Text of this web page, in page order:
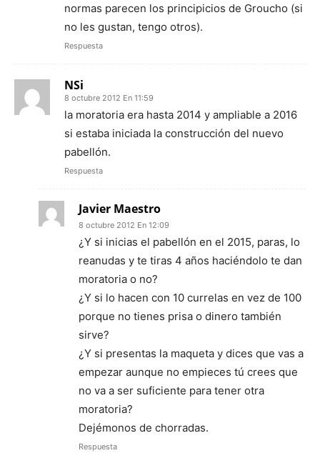
normas parecen los principicios de Groucho (si
no les gustan, tengo otros).
Respuesta
NSi
8 octubre 2012 En 11:59
la moratoria era hasta 2014 y ampliable a 2016
si estaba iniciada la construcción del nuevo
pabellón.
Respuesta
Javier Maestro
8 octubre 2012 En 12:09
¿Y si inicias el pabellón en el 2015, paras, lo
reanudas y te tiras 4 años haciéndolo te dan
moratoria o no?
¿Y si lo hacen con 10 currelas en vez de 100
porque no tienes prisa o dinero también
sirve?
¿Y si presentas la maqueta y dices que vas a
empezar aunque no empieces tú crees que
no va a ser suficiente para tener otra
moratoria?
Dejémonos de chorradas.
Respuesta